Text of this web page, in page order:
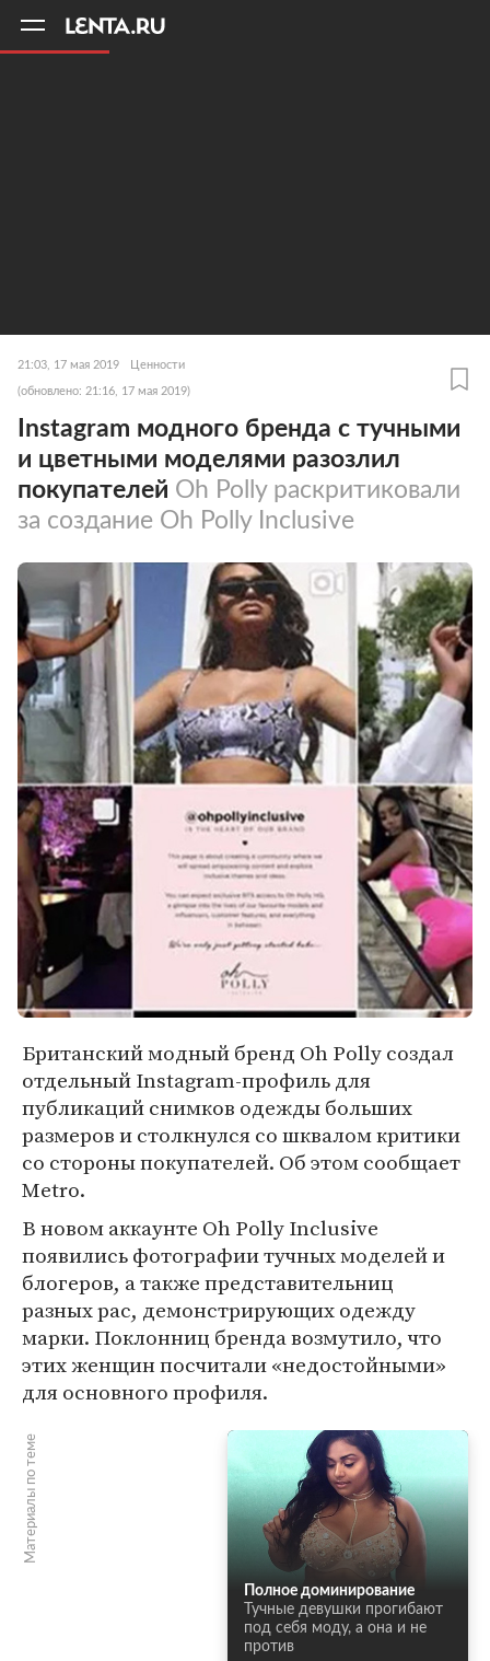
21:03, 17 мая 2019 Ценности
(обновлено: 21:16, 17 мая 2019)
Instagram модного бренда с тучными
и цветными моделями разозлил
покупателей Oh Polly раскритиковали
за создание Oh Polly Inclusive
Британский модный бренд Oh Polly создал
отдельный Instagram-профиль для
публикаций снимков одежды больших
размеров и столкнулся со шквалом критики
со стороны покупателей. Об этом сообщает
Metro.
В новом аккаунте Oh Polly Inclusive
появились фотографии тучных моделей и
блогеров, а также представительниц
разных рас, демонстрирующих одежду
марки. Поклонниц бренда возмутило, что
этих женщин посчитали «недостойными»
для основного профиля.
Материалы по теме
Полное доминирование
Тучные девушки прогибают
под себя моду, а она и не
против